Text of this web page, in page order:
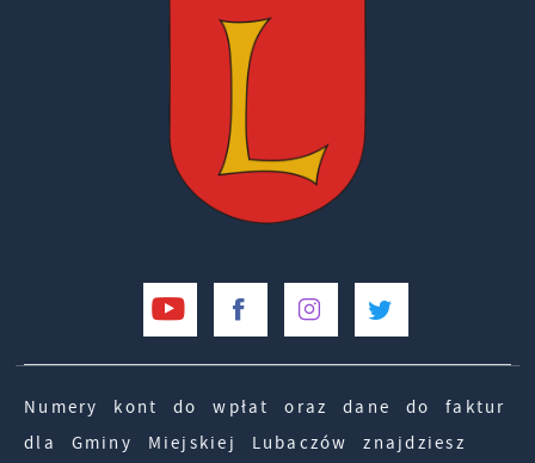
Numery kont do wpłat oraz dane do faktur
dla Gminy Miejskiej Lubaczów znajdziesz